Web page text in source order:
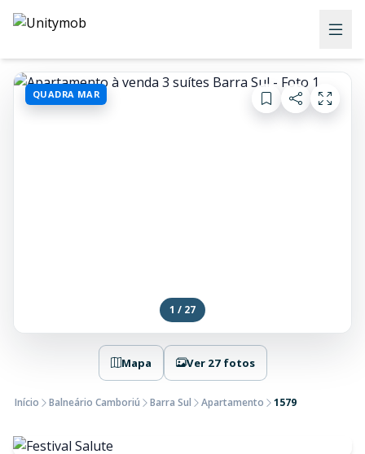
QUADRA MAR
1 / 27
Mapa Ver 27 fotos
Início Balneário Camboriú Barra Sul Apartamento 1579